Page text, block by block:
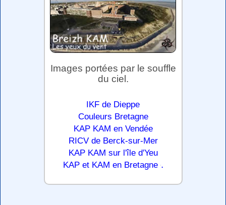
Images portées par le souffle
du ciel.
IKF de Dieppe
Couleurs Bretagne
KAP KAM en Vendée
RICV de Berck-sur-Mer
KAP KAM sur l'île d'Yeu
KAP et KAM en Bretagne .